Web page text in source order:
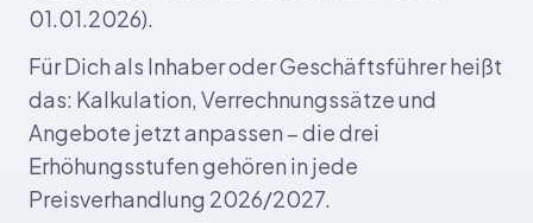
01.01.2026).
Für Dich als Inhaber oder Geschäftsführer heißt
das: Kalkulation, Verrechnungssätze und
Angebote jetzt anpassen – die drei
Erhöhungsstufen gehören in jede
Preisverhandlung 2026/2027.